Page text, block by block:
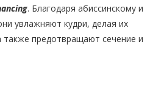
. Благодаря абиссинскому и
увлажняют кудри, делая их
также предотвращают сечение и